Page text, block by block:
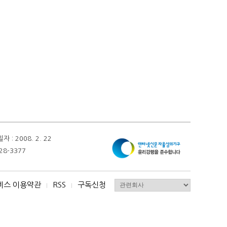
자 : 2008. 2. 22
3377
스 이용약관 I RSS I 구독신청